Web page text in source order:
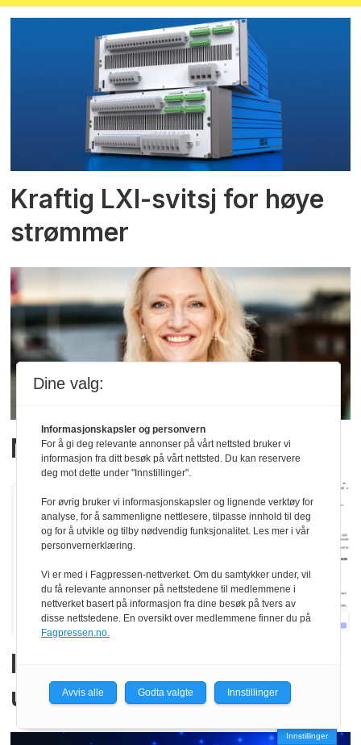
Kraftig LXI-svitsj for høye
strømmer
Ny sjef hos ACTE AS
Integrerer KI-basert
utvikling
Innstillinger
Dine valg:
Informasjonskapsler og personvern
For å gi deg relevante annonser på vårt nettsted bruker vi
informasjon fra ditt besøk på vårt nettsted. Du kan reservere
deg mot dette under "Innstillinger".
For øvrig bruker vi informasjonskapsler og lignende verktøy for
analyse, for å sammenligne nettlesere, tilpasse innhold til deg
og for å utvikle og tilby nødvendig funksjonalitet. Les mer i vår
personvernerklæring.
Vi er med i Fagpressen-nettverket. Om du samtykker under, vil
du få relevante annonser på nettstedene til medlemmene i
nettverket basert på informasjon fra dine besøk på tvers av
disse nettstedene. En oversikt over medlemmene finner du på
Fagpressen.no.
Avvis alle Godta valgte Innstillinger